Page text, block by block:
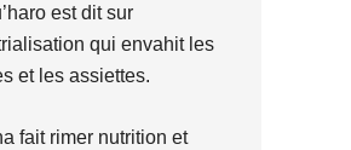
est dit sur
qui envahit les
et les assiettes.
fait rimer nutrition et